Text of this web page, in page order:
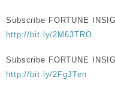
Subscribe FORTUNE
http://bit.ly/2M63TRO
Subscribe FORTUNE
http://bit.ly/2FgJTen